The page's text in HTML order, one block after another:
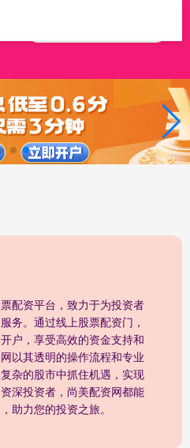
配资平台，致力于为投资者
务。通过线上股票配资门，
户，享受高效的资金支持和
以其透明的操作流程和专业
杂的股市中抓住机遇，实现
深投资者，尚美配资网都能
助力您的投资之旅。